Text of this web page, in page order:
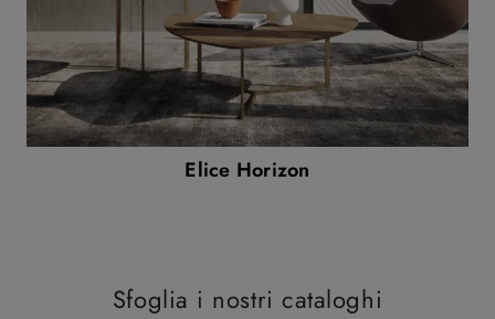
Elice Horizon
Sfoglia i nostri cataloghi